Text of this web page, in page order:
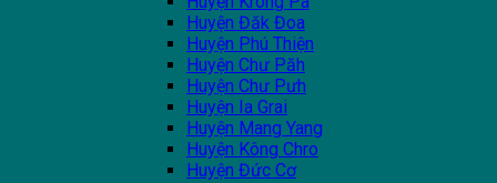
Huyện Đăk Đoa
Huyện Phú Thiện
Huyện Chư Păh
Huyện Chư Pưh
Huyện Ia Grai
Huyện Mang Yang
Huyện Kông Chro
Huyện Đức Cơ